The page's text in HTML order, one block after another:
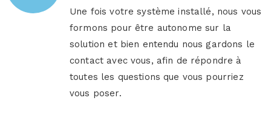
Une fois votre système installé, nous vous
formons pour être autonome sur la
solution et bien entendu nous gardons le
contact avec vous, afin de répondre à
toutes les questions que vous pourriez
vous poser.